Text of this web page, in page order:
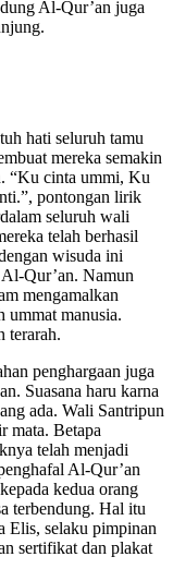
Al-Qur’an juga
hati seluruh tamu
mereka semakin
“Ku cinta ummi, Ku
pontongan lirik
seluruh wali
telah berhasil
wisuda ini
Qur’an. Namun
mengamalkan
ummat manusia.
terarah.
penghargaan juga
Suasana haru karna
ada. Wali Santripun
mata. Betapa
telah menjadi
Al-Qur’an
kedua orang
terbendung. Hal itu
Elis, selaku pimpinan
sertifikat dan plakat